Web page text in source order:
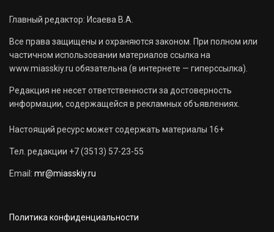
Главный редактор: Исаева В.А.
Все права защищены и охраняются законом. При полном или
частичном использовании материалов ссылка на
www.miasskiy.ru обязательна (в интернете — гиперссылка).
Редакция не несет ответственности за достоверность
информации, содержащейся в рекламных объявлениях.
Настоящий ресурс может содержать материалы 16+
Тел. редакции +7 (3513) 57-23-55
Email: mr@miasskiy.ru
Политика конфиденциальности